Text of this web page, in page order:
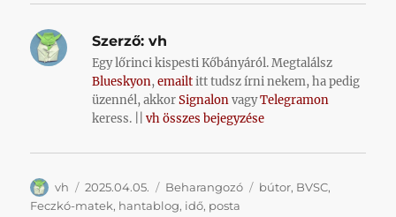
Szerző: vh
Egy lőrinci kispesti Kőbányáról. Megtalálsz
Blueskyon,emailtitt tudsz írni nekem, ha pedig
üzennél, akkorSignalonvagyTelegramon
keress. ||vh összes bejegyzése
Szerző
vh Közzétéve
2025.04.05. Kategória
Beharangozó Címke
bútor, BVSC,
Feczkó-matek, hantablog, idő, posta